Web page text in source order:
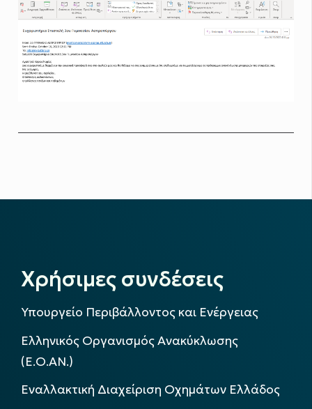
Χρήσιμες συνδέσεις
Υπουργείο Περιβάλλοντος και Ενέργειας
Ελληνικός Οργανισμός Ανακύκλωσης
(Ε.Ο.ΑΝ.)
Εναλλακτική Διαχείριση Οχημάτων Ελλάδος